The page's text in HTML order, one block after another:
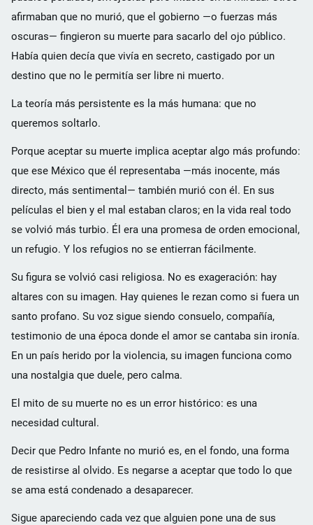
afirmaban que no murió, que el gobierno —o fuerzas más
oscuras— fingieron su muerte para sacarlo del ojo público.
Había quien decía que vivía en secreto, castigado por un
destino que no le permitía ser libre ni muerto.
La teoría más persistente es la más humana: que no
queremos soltarlo.
Porque aceptar su muerte implica aceptar algo más profundo:
que ese México que él representaba —más inocente, más
directo, más sentimental— también murió con él. En sus
películas el bien y el mal estaban claros; en la vida real todo
se volvió más turbio. Él era una promesa de orden emocional,
un refugio. Y los refugios no se entierran fácilmente.
Su figura se volvió casi religiosa. No es exageración: hay
altares con su imagen. Hay quienes le rezan como si fuera un
santo profano. Su voz sigue siendo consuelo, compañía,
testimonio de una época donde el amor se cantaba sin ironía.
En un país herido por la violencia, su imagen funciona como
una nostalgia que duele, pero calma.
El mito de su muerte no es un error histórico: es una
necesidad cultural.
Decir que Pedro Infante no murió es, en el fondo, una forma
de resistirse al olvido. Es negarse a aceptar que todo lo que
se ama está condenado a desaparecer.
Sigue apareciendo cada vez que alguien pone una de sus